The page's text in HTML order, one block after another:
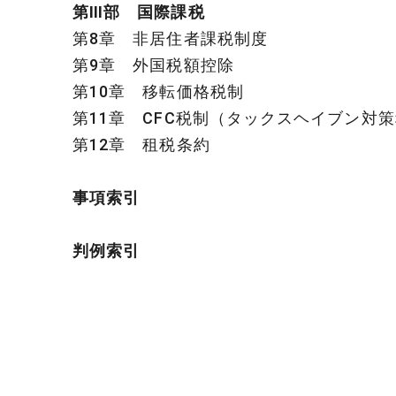
第Ⅲ部 国際課税
第8章 非居住者課税制度
第9章 外国税額控除
第10章 移転価格税制
第11章 CFC税制（タックスヘイブン対
第12章 租税条約
事項索引
判例索引